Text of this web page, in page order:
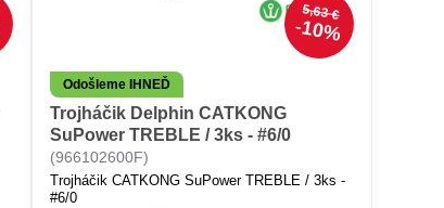
5,63 €
10%
Odošleme IHNEĎ
Trojháčik Delphin CATKONG
SuPower TREBLE / 3ks - #6/0
(966102600F)
Trojháčik CATKONG SuPower TREBLE / 3ks -
#6/0